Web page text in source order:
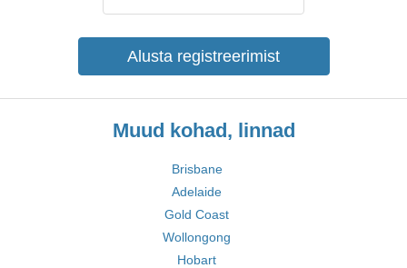
Alusta registreerimist
Muud kohad, linnad
Brisbane
Adelaide
Gold Coast
Wollongong
Hobart